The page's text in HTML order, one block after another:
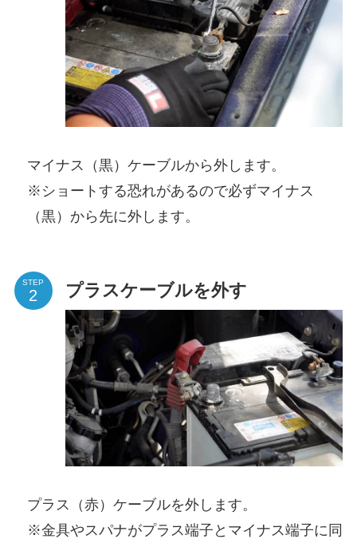
マイナス（黒）ケーブルから外します。
※ショートする恐れがあるので必ずマイナス
（黒）から先に外します。
STEP プラスケーブルを外す
プラス（赤）ケーブルを外します。
※金具やスパナがプラス端子とマイナス端子に同